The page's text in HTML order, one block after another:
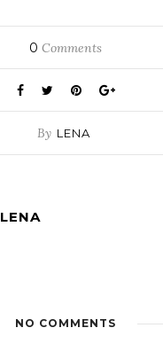
0 Comments
By LENA
LENA
NO COMMENTS